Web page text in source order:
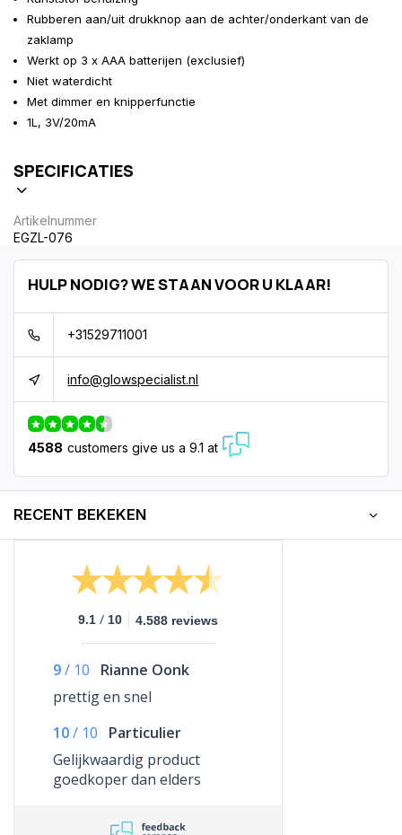
Rubberen aan/uit drukknop aan de achter/onderkant van de
zaklamp
Werkt op 3 x AAA batterijen (exclusief)
Niet waterdicht
Met dimmer en knipperfunctie
1L, 3V/20mA
SPECIFICATIES
Artikelnummer
EGZL-076
HULP NODIG? WE STAAN VOOR U KLAAR!
+31529711001
info@glowspecialist.nl
4588 customers give us a 9.1 at
RECENT BEKEKEN
9.1 / 10 4.588 reviews
9/ 10
Rianne Oonk
prettig en snel
10/ 10
Particulier
Gelijkwaardig product
goedkoper dan elders